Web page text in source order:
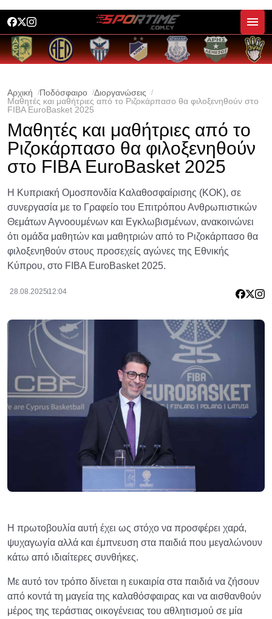
Αρχική Ποδόσφαιρο
Διοργανώσεις
Μαθητές και μαθήτριες από το Ριζοκάρπασο θα φιλοξενηθούν στο
FIBA EuroBasket 2025
Μαθητές και μαθήτριες από το
Ριζοκάρπασο θα φιλοξενηθούν
στο FIBA EuroBasket 2025
Η Κυπριακή Ομοσπονδία Καλαθοσφαίρισης (ΚΟΚ), σε
συνεργασία με το Γραφείο του Επιτρόπου Ανθρωπιστικών
Θεμάτων Αγνοουμένων και Εγκλωβισμένων, ανακοινώνει
ότι ομάδα μαθητών και μαθητριών από το Ριζοκάρπασο θα
φιλοξενηθούν στους προσεχείς αγώνες της Εθνικής
Κύπρου, στο FIBA EuroBasket 2025.
28.08.2025 12:04
Η πρωτοβουλία αυτή έχει ως στόχο να προσφέρει χαρά,
ψυχαγωγία αλλά και έμπνευση στα παιδιά που μεγαλώνουν
κάτω από ιδιαίτερες συνθήκες.
Με αυτό τον τρόπο δίνεται η ευκαιρία στα παιδιά να ζήσουν
από κοντά τη μαγεία της καλαθόσφαιρας και να αισθανθούν
μέρος της τεράστιας οικογένειας του αθλητισμού σε μία